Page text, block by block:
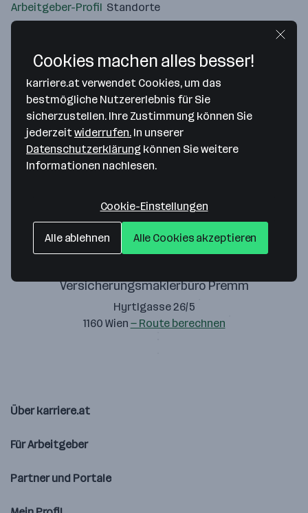
Arbeitgeber-Profil Standorte
Bitte stimme unseren Cookie-
Richtlinien zu, um diese Karte
anzuzeigen.
Versicherungsmaklerbüro Premm
Hyrtlgasse 26/5
1160 Wien — Route berechnen
Über karriere.at
Für Arbeitgeber
Partner und Portale
Cookies machen alles besser!
karriere.at verwendet Cookies, um das
bestmögliche Nutzererlebnis für Sie
sicherzustellen. Ihre Zustimmung können Sie
jederzeitwiderrufen. In unserer
Datenschutzerklärung können Sie weitere
Informationen nachlesen.
Cookie-Einstellungen
Alle ablehnen Alle Cookies akzeptieren